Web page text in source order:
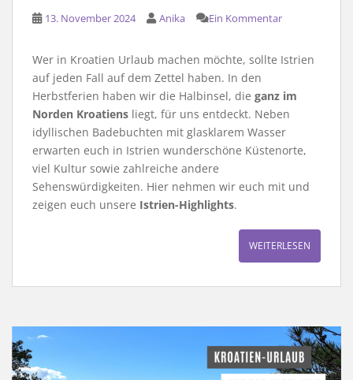
13. November 2024 Anika Ein Kommentar
Wer in Kroatien Urlaub machen möchte, sollte Istrien
auf jeden Fall auf dem Zettel haben. In den
Herbstferien haben wir die Halbinsel, die ganz im
Norden Kroatiens liegt, für uns entdeckt. Neben
idyllischen Badebuchten mit glasklarem Wasser
erwarten euch in Istrien wunderschöne Küstenorte,
viel Kultur sowie zahlreiche andere
Sehenswürdigkeiten. Hier nehmen wir euch mit und
zeigen euch unsere Istrien-Highlights.
WEITERLESEN